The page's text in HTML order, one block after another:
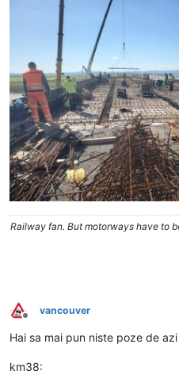
Railway fan. But motorways have to
Deconectat
vancouver
Hai sa mai pun niste poze de
km38: